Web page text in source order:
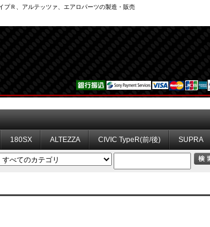
Ｒ、アルテッツァ、エアロパーツの製造・販売
180SX ALTEZZA CIVIC TypeR(前/後) SUPRA